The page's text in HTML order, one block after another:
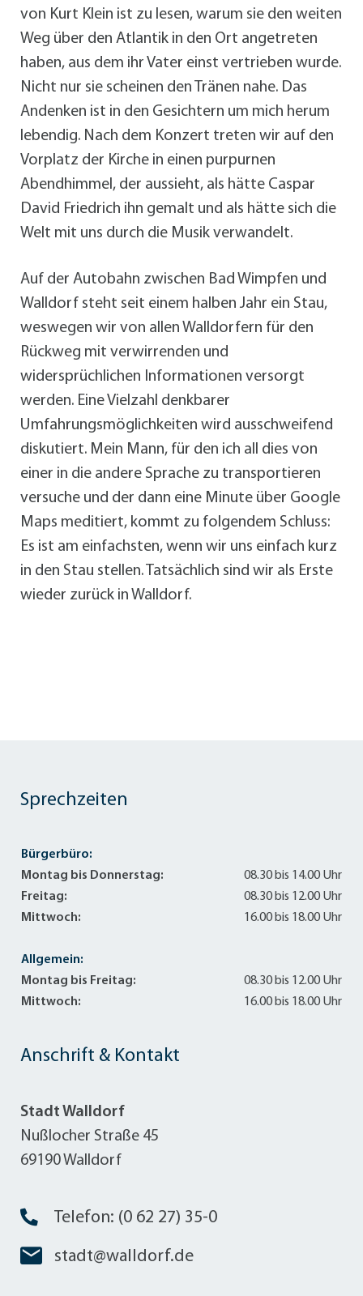
von Kurt Klein ist zu lesen, warum sie den weiten
Weg über den Atlantik in den Ort angetreten
haben, aus dem ihr Vater einst vertrieben wurde.
Nicht nur sie scheinen den Tränen nahe. Das
Andenken ist in den Gesichtern um mich herum
lebendig. Nach dem Konzert treten wir auf den
Vorplatz der Kirche in einen purpurnen
Abendhimmel, der aussieht, als hätte Caspar
David Friedrich ihn gemalt und als hätte sich die
Welt mit uns durch die Musik verwandelt.
Auf der Autobahn zwischen Bad Wimpfen und
Walldorf steht seit einem halben Jahr ein Stau,
weswegen wir von allen Walldorfern für den
Rückweg mit verwirrenden und
widersprüchlichen Informationen versorgt
werden. Eine Vielzahl denkbarer
Umfahrungsmöglichkeiten wird ausschweifend
diskutiert. Mein Mann, für den ich all dies von
einer in die andere Sprache zu transportieren
versuche und der dann eine Minute über Google
Maps meditiert, kommt zu folgendem Schluss:
Es ist am einfachsten, wenn wir uns einfach kurz
in den Stau stellen. Tatsächlich sind wir als Erste
wieder zurück in Walldorf.
Anschrift & Kontakt
Stadt Walldorf
Nußlocher Straße 45
69190 Walldorf
Telefon: (0 62 27) 35-0
stadt@walldorf.de
Sprechzeiten
Bürgerbüro:
Montag bis Donnerstag:
08.30 bis 14.00 Uhr
Freitag:
08.30 bis 12.00 Uhr
Mittwoch:
16.00 bis 18.00 Uhr
Allgemein:
Montag bis Freitag:
08.30 bis 12.00 Uhr
Mittwoch:
16.00 bis 18.00 Uhr